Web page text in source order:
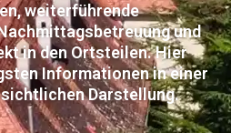
weiterführende
und
in den Ortsteilen. Hier
Informationen in einer
Darstellung.